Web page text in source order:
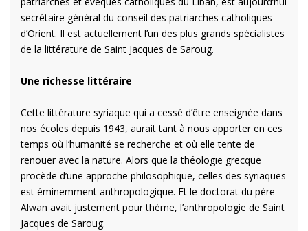
secrétaire général du conseil des patriarches catholiques
d’Orient. Il est actuellement l’un des plus grands spécialistes
de la littérature de Saint Jacques de Saroug.
Une richesse littéraire
Cette littérature syriaque qui a cessé d’être enseignée dans
nos écoles depuis 1943, aurait tant à nous apporter en ces
temps où l’humanité se recherche et où elle tente de
renouer avec la nature. Alors que la théologie grecque
procède d’une approche philosophique, celles des syriaques
est éminemment anthropologique. Et le doctorat du père
Alwan avait justement pour thème, l’anthropologie de Saint
Jacques de Saroug.